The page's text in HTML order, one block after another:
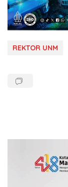
REKTOR UNM